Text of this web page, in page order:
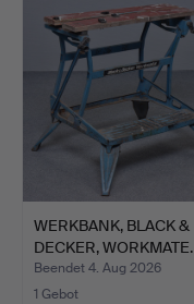
WERKBANK, BLACK &
DECKER, WORKMATE.
Beendet 4. Aug 2026
1 Gebot